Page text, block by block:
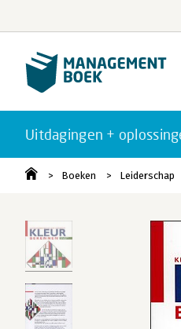
Uitdagingen +
Boeken Leiderschap